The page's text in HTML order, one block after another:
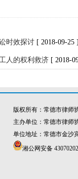
时效探讨 [ 2018-09-25
人的权利救济 [ 2018-
版权所有：常德市律
主办单位：常德市律
单位地址：常德市金沙
湘公网安备